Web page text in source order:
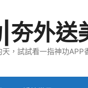
夯外送
，試試看一指神功APP